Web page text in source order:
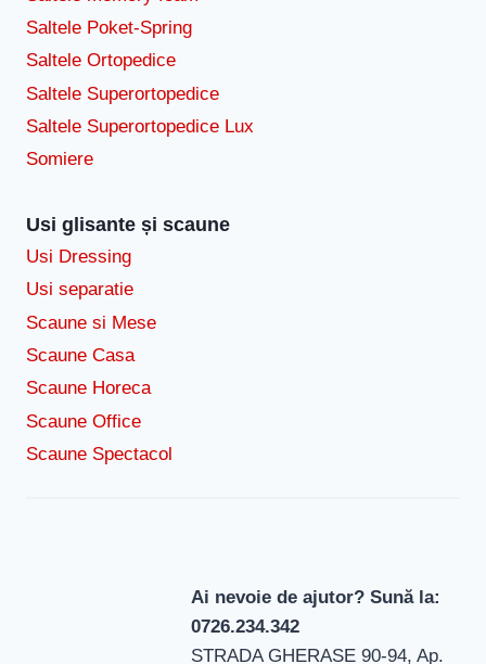
Saltele Poket-Spring
Saltele Ortopedice
Saltele Superortopedice
Saltele Superortopedice Lux
Somiere
Usi glisante și scaune
Usi Dressing
Usi separatie
Scaune si Mese
Scaune Casa
Scaune Horeca
Scaune Office
Scaune Spectacol
Ai nevoie de ajutor? Sună la:
0726.234.342
STRADA GHERASE 90-94, Ap.